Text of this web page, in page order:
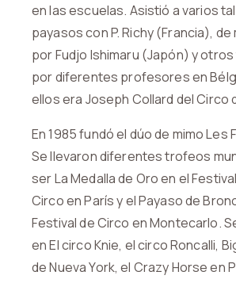
en las escuelas. Asistió a varios
payasos con P. Richy (Francia),
por Fudjo Ishimaru (Japón) y
por diferentes profesores en
ellos era Joseph Collard del Circo
En 1985 fundó el dúo de mimo Les
Se llevaron diferentes trofeos
ser La Medalla de Oro en el
Circo en París y el Payaso de
Festival de Circo en Montecarlo.
en El circo Knie, el circo Roncalli,
de Nueva York, el Crazy Horse en